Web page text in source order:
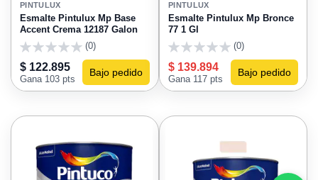
FAVORITOS
PINTULUX
Esmalte Pintulux Mp Base
Accent Crema 12187 Galon
(0)
$ 122.895
Gana 103 pts
Bajo pedido
PINTULUX
Esmalte Pintulux Mp Bronce
77 1 Gl
(0)
$ 139.894
Gana 117 pts
Bajo pedido